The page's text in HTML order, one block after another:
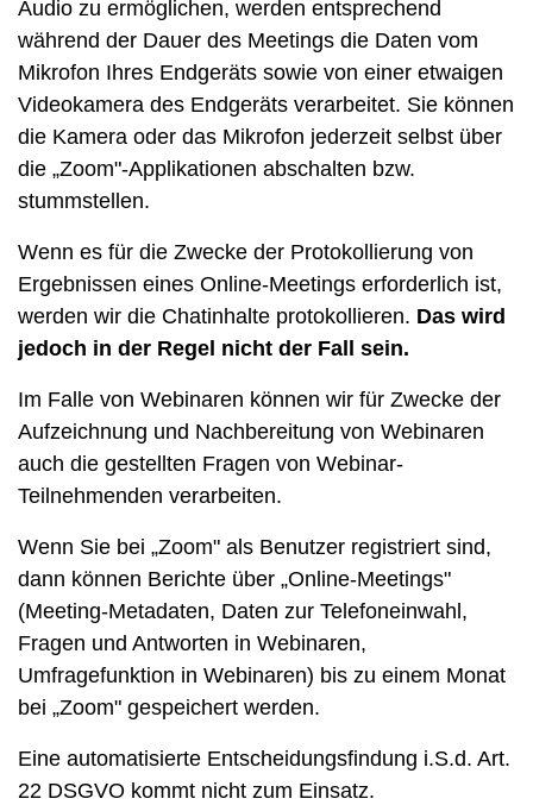
Audio zu ermöglichen, werden entsprechend
während der Dauer des Meetings die Daten vom
Mikrofon Ihres Endgeräts sowie von einer etwaigen
Videokamera des Endgeräts verarbeitet. Sie können
die Kamera oder das Mikrofon jederzeit selbst über
die „Zoom"-Applikationen abschalten bzw.
stummstellen.
Wenn es für die Zwecke der Protokollierung von
Ergebnissen eines Online-Meetings erforderlich ist,
werden wir die Chatinhalte protokollieren. Das wird
jedoch in der Regel nicht der Fall sein.
Im Falle von Webinaren können wir für Zwecke der
Aufzeichnung und Nachbereitung von Webinaren
auch die gestellten Fragen von Webinar-
Teilnehmenden verarbeiten.
Wenn Sie bei „Zoom" als Benutzer registriert sind,
dann können Berichte über „Online-Meetings"
(Meeting-Metadaten, Daten zur Telefoneinwahl,
Fragen und Antworten in Webinaren,
Umfragefunktion in Webinaren) bis zu einem Monat
bei „Zoom" gespeichert werden.
Eine automatisierte Entscheidungsfindung i.S.d. Art.
22 DSGVO kommt nicht zum Einsatz.